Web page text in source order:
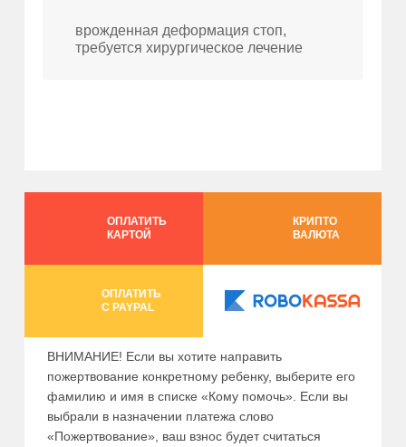
врожденная деформация стоп,
требуется хирургическое лечение
ОПЛАТИТЬ
КАРТОЙ
КРИПТО
ВАЛЮТА
ОПЛАТИТЬ
C PAYPAL
ВНИМАНИЕ! Если вы хотите направить
пожертвование конкретному ребенку, выберите его
фамилию и имя в списке «Кому помочь». Если вы
выбрали в назначении платежа слово
«Пожертвование», ваш взнос будет считаться